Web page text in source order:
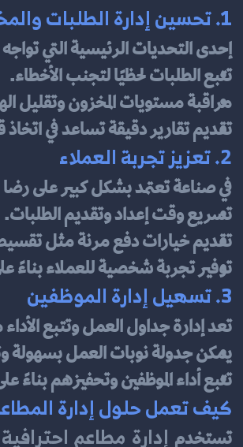
1. تحسين إدارة الطلبات والمخزون
إحدى التحديات الرئيسية التي
تتبع الطلبات لحظيًا لتجنب الأخطاء.
مراقبة مستويات المخزون وتقليل
تقديم تقارير دقيقة تساعد في
2. تعزيز تجربة العملاء
في صناعة تعتمد بشكل كبير على
تسريع وقت إعداد وتقديم الطلبات.
تقديم خيارات دفع مرنة مثل
توفير تجربة شخصية للعملاء بناءً
3. تسهيل إدارة الموظفين
تعد إدارة جداول العمل وتتبع
يمكن جدولة نوبات العمل بسهولة
تتبع أداء الموظفين وتحفيزهم بناءً
كيف تعمل حلول إدارة
تستخدم إدارة مطاعم احترافية